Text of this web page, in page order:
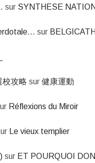
sur SYNTHESE
sur
校攻略 sur 健康運動
Réflexions du Miroir
Le vieux templier
sur ET POURQUOI